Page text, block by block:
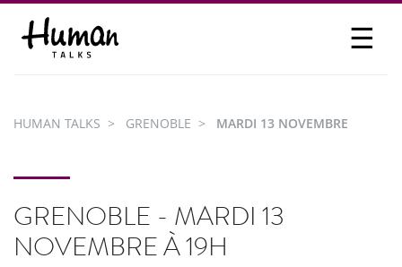
☰
PARTICIPER
HUMAN TALKS GRENOBLE MARDI 13 NOVEMBRE
GRENOBLE - MARDI 13
NOVEMBRE À 19H